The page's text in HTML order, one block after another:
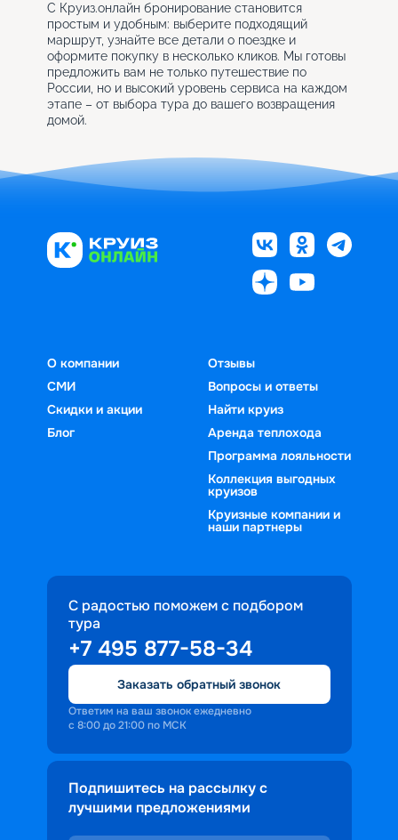
С Круиз.онлайн бронирование становится
простым и удобным: выберите подходящий
маршрут, узнайте все детали о поездке и
оформите покупку в несколько кликов. Мы готовы
предложить вам не только путешествие по
России, но и высокий уровень сервиса на каждом
этапе – от выбора тура до вашего возвращения
домой.
О компании
СМИ
Скидки и акции
Блог
Отзывы
Вопросы и ответы
Найти круиз
Аренда теплохода
Программа лояльности
Коллекция выгодных
круизов
Круизные компании и
наши партнеры
С радостью поможем с подбором
тура
+7 495 877-58-34
Заказать обратный звонок
Ответим на ваш звонок ежедневно
с 8:00 до 21:00 по МСК
Подпишитесь на рассылку с
лучшими предложениями